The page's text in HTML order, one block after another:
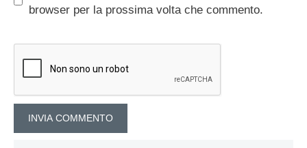
browser per la prossima volta che commento.